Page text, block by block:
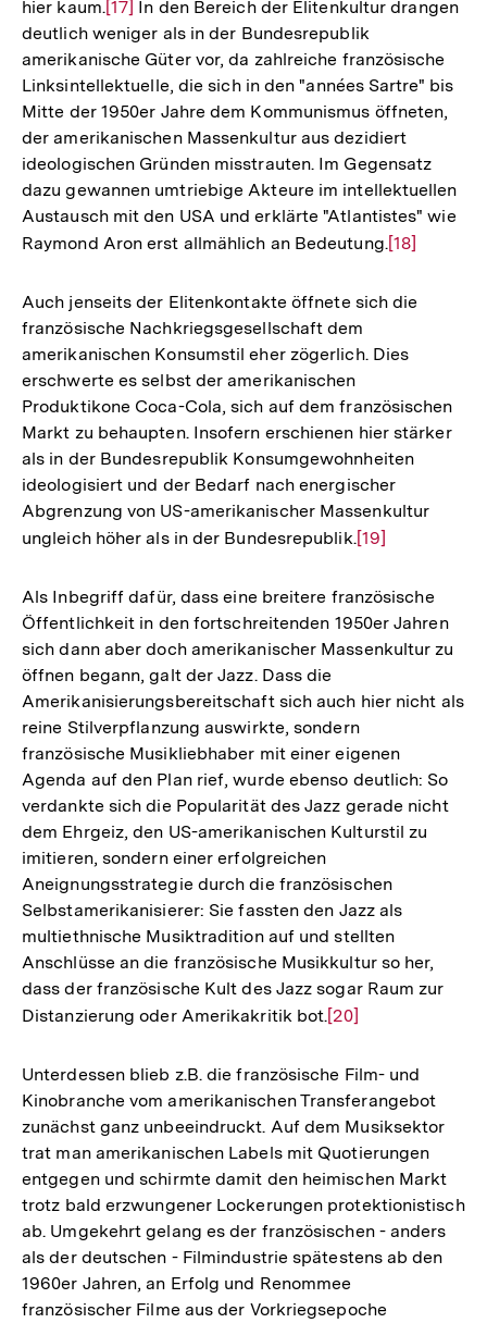
hier kaum. Zur
Auflösung
der
Fußnote
[17] In den Bereich der Elitenkultur drangen
deutlich weniger als in der Bundesrepublik
amerikanische Güter vor, da zahlreiche französische
Linksintellektuelle, die sich in den "années Sartre" bis
Mitte der 1950er Jahre dem Kommunismus öffneten,
der amerikanischen Massenkultur aus dezidiert
ideologischen Gründen misstrauten. Im Gegensatz
dazu gewannen umtriebige Akteure im intellektuellen
Austausch mit den USA und erklärte "Atlantistes" wie
Raymond Aron erst allmählich an Bedeutung.Zur
der
[18]
Auch jenseits der Elitenkontakte öffnete sich die
französische Nachkriegsgesellschaft dem
amerikanischen Konsumstil eher zögerlich. Dies
erschwerte es selbst der amerikanischen
Produktikone Coca-Cola, sich auf dem französischen
Markt zu behaupten. Insofern erschienen hier stärker
als in der Bundesrepublik Konsumgewohnheiten
ideologisiert und der Bedarf nach energischer
Abgrenzung von US-amerikanischer Massenkultur
ungleich höher als in der Bundesrepublik.Zur
der
Fußnote
[19]
Als Inbegriff dafür, dass eine breitere französische
Öffentlichkeit in den fortschreitenden 1950er Jahren
sich dann aber doch amerikanischer Massenkultur zu
öffnen begann, galt der Jazz. Dass die
Amerikanisierungsbereitschaft sich auch hier nicht als
reine Stilverpflanzung auswirkte, sondern
französische Musikliebhaber mit einer eigenen
Agenda auf den Plan rief, wurde ebenso deutlich: So
verdankte sich die Popularität des Jazz gerade nicht
dem Ehrgeiz, den US-amerikanischen Kulturstil zu
imitieren, sondern einer erfolgreichen
Aneignungsstrategie durch die französischen
Selbstamerikanisierer: Sie fassten den Jazz als
multiethnische Musiktradition auf und stellten
Anschlüsse an die französische Musikkultur so her,
dass der französische Kult des Jazz sogar Raum zur
Distanzierung oder Amerikakritik bot.Zur
der
Fußnote
[20]
Unterdessen blieb z.B. die französische Film- und
Kinobranche vom amerikanischen Transferangebot
zunächst ganz unbeeindruckt. Auf dem Musiksektor
trat man amerikanischen Labels mit Quotierungen
entgegen und schirmte damit den heimischen Markt
trotz bald erzwungener Lockerungen protektionistisch
ab. Umgekehrt gelang es der französischen - anders
als der deutschen - Filmindustrie spätestens ab den
1960er Jahren, an Erfolg und Renommee
französischer Filme aus der Vorkriegsepoche